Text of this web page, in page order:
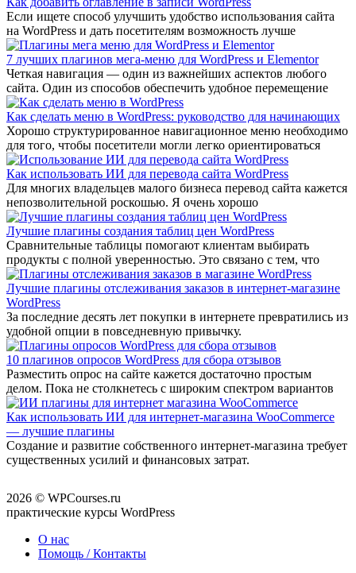
Если ищете способ улучшить удобство использования сайта
на WordPress и дать посетителям возможность лучше
7 лучших плагинов мега-меню для WordPress и Elementor
Четкая навигация — один из важнейших аспектов любого
сайта. Один из способов обеспечить удобное перемещение
Как сделать меню в WordPress: руководство для начинающих
Хорошо структурированное навигационное меню необходимо
для того, чтобы посетители могли легко ориентироваться
Как использовать ИИ для перевода сайта WordPress
Для многих владельцев малого бизнеса перевод сайта кажется
непозволительной роскошью. Я очень хорошо
Лучшие плагины создания таблиц цен WordPress
Сравнительные таблицы помогают клиентам выбирать
продукты с полной уверенностью. Это связано с тем, что
Лучшие плагины отслеживания заказов в интернет-магазине
WordPress
За последние десять лет покупки в интернете превратились из
удобной опции в повседневную привычку.
10 плагинов опросов WordPress для сбора отзывов
Разместить опрос на сайте кажется достаточно простым
делом. Пока не столкнетесь с широким спектром вариантов
Как использовать ИИ для интернет-магазина WooCommerce
— лучшие плагины
Создание и развитие собственного интернет-магазина требует
существенных усилий и финансовых затрат.
2026 © WPCourses.ru
практические курсы WordPress
О нас
Помощь / Контакты